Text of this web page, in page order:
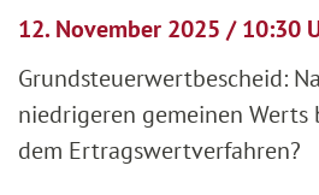
12. November 2025 / 10:30
Grundsteuerwertbescheid:
niedrigeren gemeinen
dem Ertragswertverfahren?